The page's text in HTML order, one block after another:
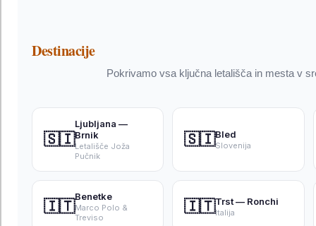
Destinacije
Pokrivamo vsa ključna letališča in mesta v
🇸🇮
Ljubljana —
Brnik
Letališče Joža
Pučnik
🇸🇮Bled
Slovenija
🇮🇹
Benetke
Marco Polo &
Treviso
🇮🇹Trst — Ronchi
Italija